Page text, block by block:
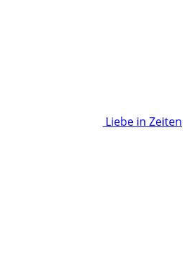
Liebe in Zeiten